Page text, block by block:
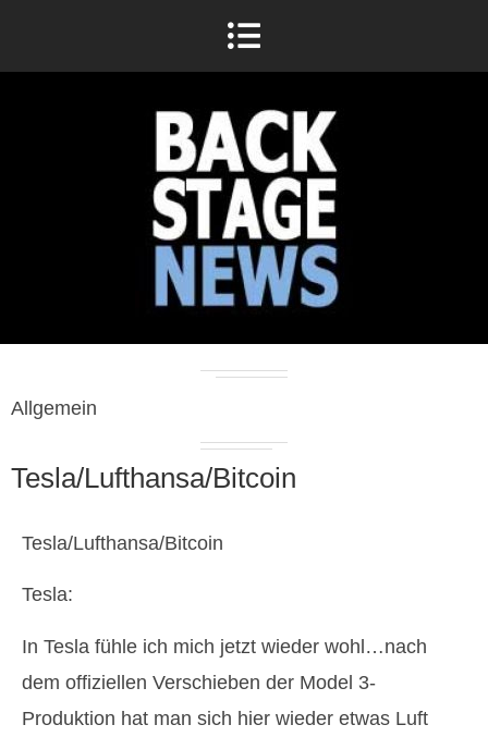
Allgemein
Tesla/Lufthansa/Bitcoin
Tesla/Lufthansa/Bitcoin
Tesla:
In Tesla fühle ich mich jetzt wieder wohl…nach
dem offiziellen Verschieben der Model 3-
Produktion hat man sich hier wieder etwas Luft